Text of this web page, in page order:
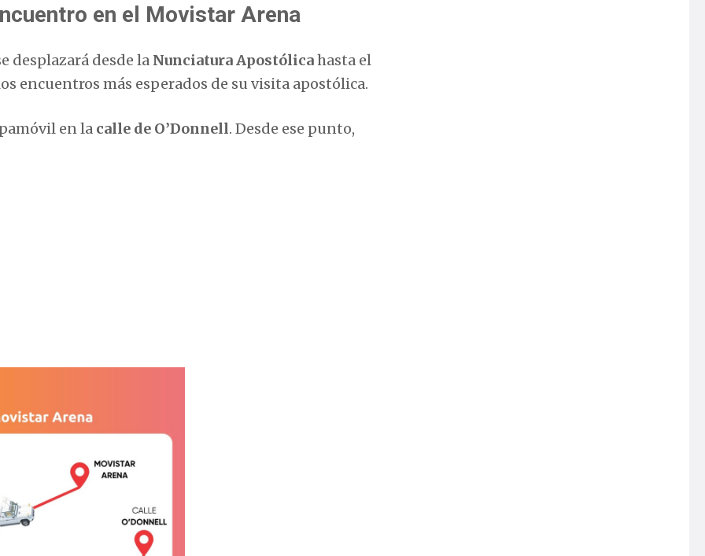
en el Movistar Arena
desplazará desde la Nunciatura Apostólicahasta el
encuentros más esperados de su visita apostólica.
en la calle de O’Donnell. Desde ese punto,